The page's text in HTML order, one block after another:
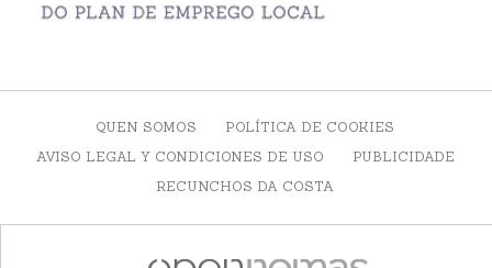
QUEN SOMOS
POLÍTICA DE COOKIES
AVISO LEGAL Y CONDICIONES DE USO
PUBLICIDADE
RECUNCHOS DA COSTA